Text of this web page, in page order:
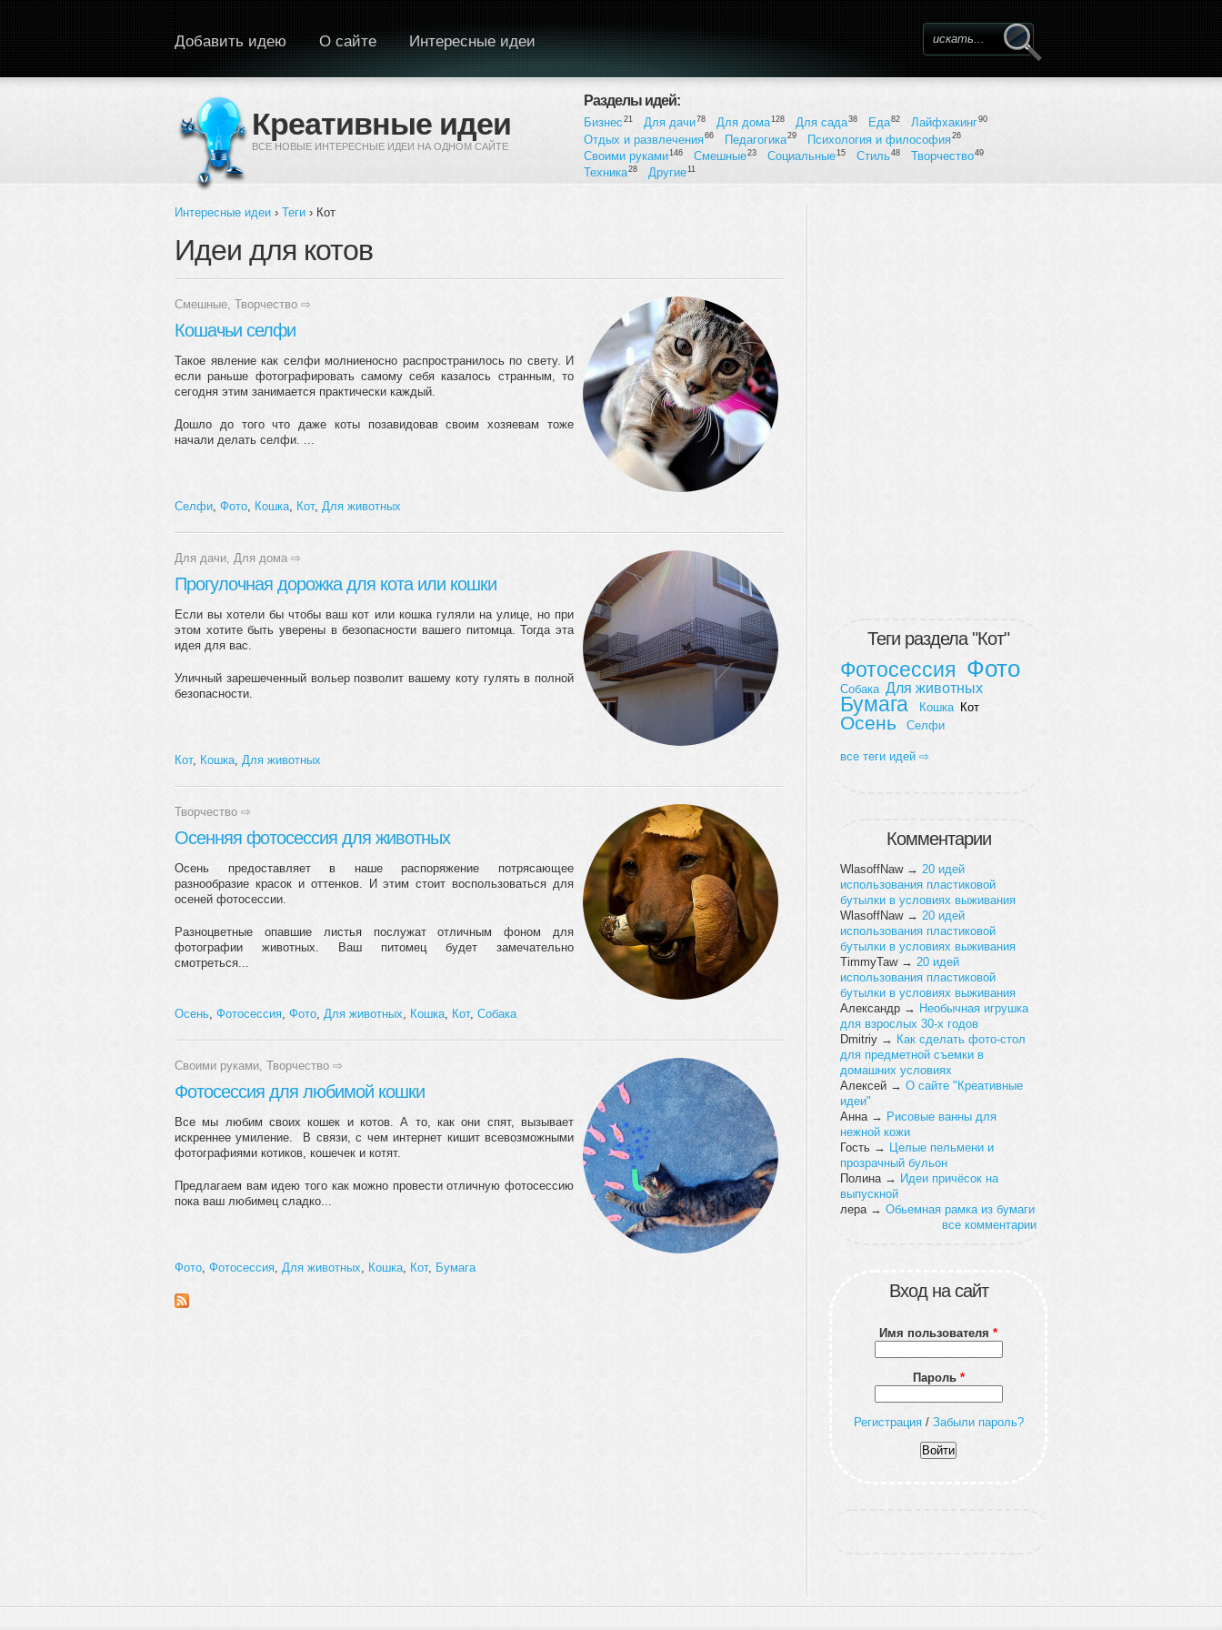
Креативные идеи
ВСЕ НОВЫЕ ИНТЕРЕСНЫЕ ИДЕИ НА ОДНОМ САЙТЕ
Добавить идею О сайте Интересные идеи Форма поиска
Разделы идей:
Бизнес 21 Для дачи78 Для дома128 Для сада38 Еда82 Лайфхакинг90
Отдых и развлечения66 Педагогика29 Психология и философия26
Своими руками146 Смешные23 Социальные 15 Стиль48 Творчество49
Техника28 Другие 11
Вы здесь
Интересные идеи › Теги › Кот
Идеи для котов
Смешные Творчество ⇨
Кошачьи селфи
Такое явление как селфи молниеносно распространилось по свету. И
если раньше фотографировать самому себя казалось странным, то
сегодня этим занимается практически каждый.
Дошло до того что даже коты позавидовав своим хозяевам тоже
начали делать селфи. ...
Селфи Фото Кошка Кот, Для животных
Для дачи Для дома ⇨
Прогулочная дорожка для кота или кошки
Если вы хотели бы чтобы ваш кот или кошка гуляли на улице, но при
этом хотите быть уверены в безопасности вашего питомца. Тогда эта
идея для вас.
Уличный зарешеченный вольер позволит вашему коту гулять в полной
безопасности.
Кот, Кошка Для животных
Творчество ⇨
Осенняя фотосессия для животных
Осень предоставляет в наше распоряжение потрясающее
разнообразие красок и оттенков. И этим стоит воспользоваться для
осеней фотосессии.
Разноцветные опавшие листья послужат отличным фоном для
фотографии животных. Ваш питомец будет замечательно
смотреться...
Осень Фотосессия Фото Для животных Кошка Кот, Собака
Своими руками Творчество ⇨
Фотосессия для любимой кошки
Все мы любим своих кошек и котов. А то, как они спят, вызывает
искреннее умиление. В связи, с чем интернет кишит всевозможными
фотографиями котиков, кошечек и котят.
Предлагаем вам идею того как можно провести отличную фотосессию
пока ваш любимец сладко...
Фото Фотосессия Для животных Кошка Кот, Бумага
Теги раздела "Кот"
Фотосессия Фото
Собака Для животных
Бумага Кошка Кот
Осень Селфи
все теги идей ⇨
Комментарии
WlasoffNaw→ 20 идей
использования пластиковой
бутылки в условиях выживания
WlasoffNaw→ 20 идей
использования пластиковой
бутылки в условиях выживания
TimmyTaw→ 20 идей
использования пластиковой
бутылки в условиях выживания
Александр → Необычная игрушка
для взрослых 30-х годов
Dmitriy → Как сделать фото-стол
для предметной съемки в
домашних условиях
Алексей → О сайте "Креативные
идеи"
Анна→ Рисовые ванны для
нежной кожи
Гость → Целые пельмени и
прозрачный бульон
Полина→ Идеи причёсок на
выпускной
лера→ Обьемная рамка из бумаги
все комментарии
Вход на сайт
Имя пользователя *
Пароль *
Регистрация/ Забыли пароль?